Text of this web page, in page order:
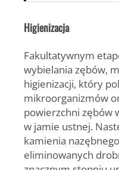
Higienizacja
Fakultatywnym
wybielania zębów,
higienizacji, który
mikroorganizmów
powierzchni zębów
w jamie ustnej.
kamienia
eliminowanych